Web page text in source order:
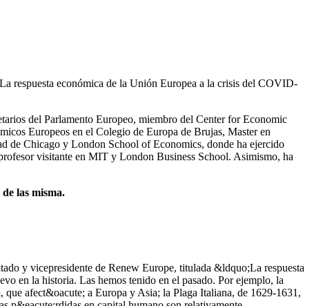
respuesta económica de la Unión Europea a la crisis del COVID-
del Parlamento Europeo, miembro del Center for Economic
Europeos en el Colegio de Europa de Brujas, Master en
de Chicago y London School of Economics, donde ha ejercido
visitante en MIT y London Business School. Asimismo, ha
las misma.
impuestos, alquileres, cotizaciones sociales. Las pymes se sienten fr&aacute;giles financieramente; solo tienen dinero para aguantar cerradas mes o mes y medio. Las principales medidas, en este sentido, han sido pr&eacute;stamos, avales p&uacute;blicos para que las empresas puedan acceder al cr&eacute;dito, desgravaciones fiscales y devoluciones de impuestos, incluso m&aacute;s all&aacute; de lo pagado. La tercera respuesta a nivel global ha consistido en ayudar a los bancos, proporcion&aacute;ndoles liquidez para que puedan apoyar a las empresas con pr&eacute;stamos. Esto ha permitido que haya much&iacute;simo m&aacute;s acceso al cr&eacute;dito. Por lo que se refiere a la Uni&oacute;n Europea, &eacute;sta tiene tres l&iacute;neas de defensa. Primero, est&aacute; la respuesta del BCE, que ha podido actuar con gran agilidad. Los bancos centrales han actuado de manera muy r&aacute;pida, con medidas muy radicales. El Reino Unido, incluso, permiti&oacute; que el Banco de Inglaterra financiase directamente a su gobierno. El BCE no puede hacer eso, pero s&iacute; est&aacute; comprando la deuda que emiten los gobiernos. Aun as&iacute;, esto restringe capacidad para financiar a los gobiernos, porque el banco solo puede adquirir hasta un 33% de cada emisi&oacute;n. Adem&aacute;s, el BCE tiene una segunda restricci&oacute;n, y es que en cada programa de compra solo puede destinar a cada pa&iacute;s un porcentaje igual al de su participaci&oacute;n en el capital del banco. Para superar estas restricciones, el BCE puso en marcha un nuevo programa de compra de deuda por 870.000 millones, con validez hasta diciembre de 2020. Si no se hace esto, se puede entrar en una espiral de deuda que podr&iacute;a desembocar en una crisis terror&iacute;fica, porque los estados miembros tienen muchas necesidades de pr&eacute;stamo. Se trata de evitar el circulo vicioso en el que unos tipos de inter&eacute;s altos suscitan en los mercados expectativas de impago y, por tanto, de salida del euro, con lo que piden tipos a&uacute;n m&aacute;s altos. Para evitar esos problemas, el BCE ha creado el programa de compra de la pandemia. El problema es que se va a acabar antes de lo previsto, porque est&aacute; comprando m&aacute;s deprisa de lo que pensaba. Adem&aacute;s, la sentencia reciente del Constitucional alem&aacute;n ata bastante las manos al BCE, al pedirle justificaci&oacute;n sobre los programas anteriores. Esto sume a la pol&iacute;tica monetaria en una gran incertidumbre. La segunda l&iacute;nea es la pol&iacute;tica fiscal. Las pol&iacute;ticas fiscales son nacionales y se coordinan, pero por ser nacionales hay un riesgo de redenominaci&oacute;n por subida prima de riesgo. Tambi&eacute;n hay un sesgo asim&eacute;trico en pol&iacute;tica fiscal, con unos pa&iacute;ses que gastan poco y otros que gastan mucho, con lo cual la coordinaci&oacute;n muy poco fluida. Adem&aacute;s, la cantidad de actores que intervienen en materia de pol&iacute;tica fiscal en la UE dificulta la coordinaci&oacute;n. El Eurogrupo, por eso, ha tardado un poco m&aacute;s en hacer tres cosas: un programa del Banco Europeo de Inversiones (BEI) para dotar de liquidez a las empresas, el programa SURE de la Comisi&oa